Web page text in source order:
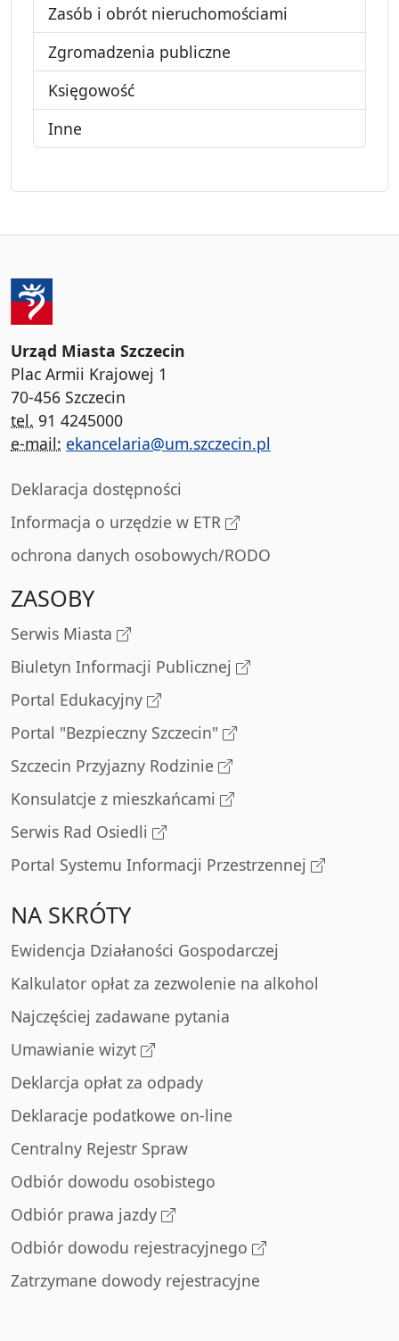
Zasób i obrót nieruchomościami
Zgromadzenia publiczne
Księgowość
Inne
Urząd Miasta Szczecin
Plac Armii Krajowej 1
70-456 Szczecin
tel. 91 4245000
e-mail: ekancelaria@um.szczecin.pl
Deklaracja dostępności
Informacja o urzędzie w ETR
ochrona danych osobowych/RODO
ZASOBY
Serwis Miasta
Biuletyn Informacji Publicznej
Portal Edukacyjny
Portal "Bezpieczny Szczecin"
Szczecin Przyjazny Rodzinie
Konsulatcje z mieszkańcami
Serwis Rad Osiedli
Portal Systemu Informacji Przestrzennej
NA SKRÓTY
Ewidencja Działaności Gospodarczej
Kalkulator opłat za zezwolenie na alkohol
Najczęściej zadawane pytania
Umawianie wizyt
Deklarcja opłat za odpady
Deklaracje podatkowe on-line
Centralny Rejestr Spraw
Odbiór dowodu osobistego
Odbiór prawa jazdy
Odbiór dowodu rejestracyjnego
Zatrzymane dowody rejestracyjne